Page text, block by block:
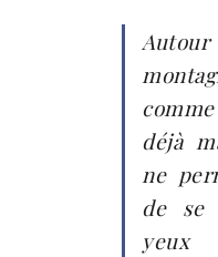
déjà
ne
de se
yeux